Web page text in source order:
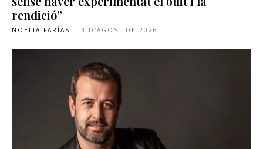
rendició”
NOELIA FARÍAS - 3 D'AGOST DE 2026